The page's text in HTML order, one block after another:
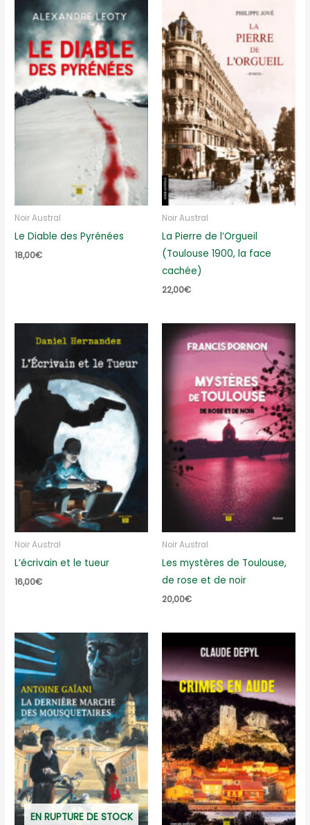
Noir Austral
Le Diable des Pyrénées
18,00€
Noir Austral
La Pierre de l’Orgueil
(Toulouse 1900, la face
cachée)
22,00€
Noir Austral
L’écrivain et le tueur
16,00€
Noir Austral
Les mystères de Toulouse,
de rose et de noir
20,00€
EN RUPTURE DE STOCK